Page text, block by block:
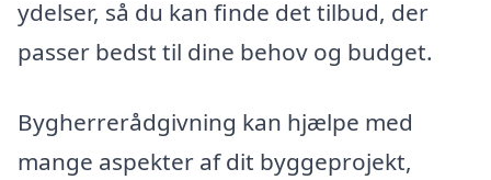
ydelser, så du kan finde det tilbud, der
passer bedst til dine behov og budget.
Bygherrerådgivning kan hjælpe med
mange aspekter af dit byggeprojekt,